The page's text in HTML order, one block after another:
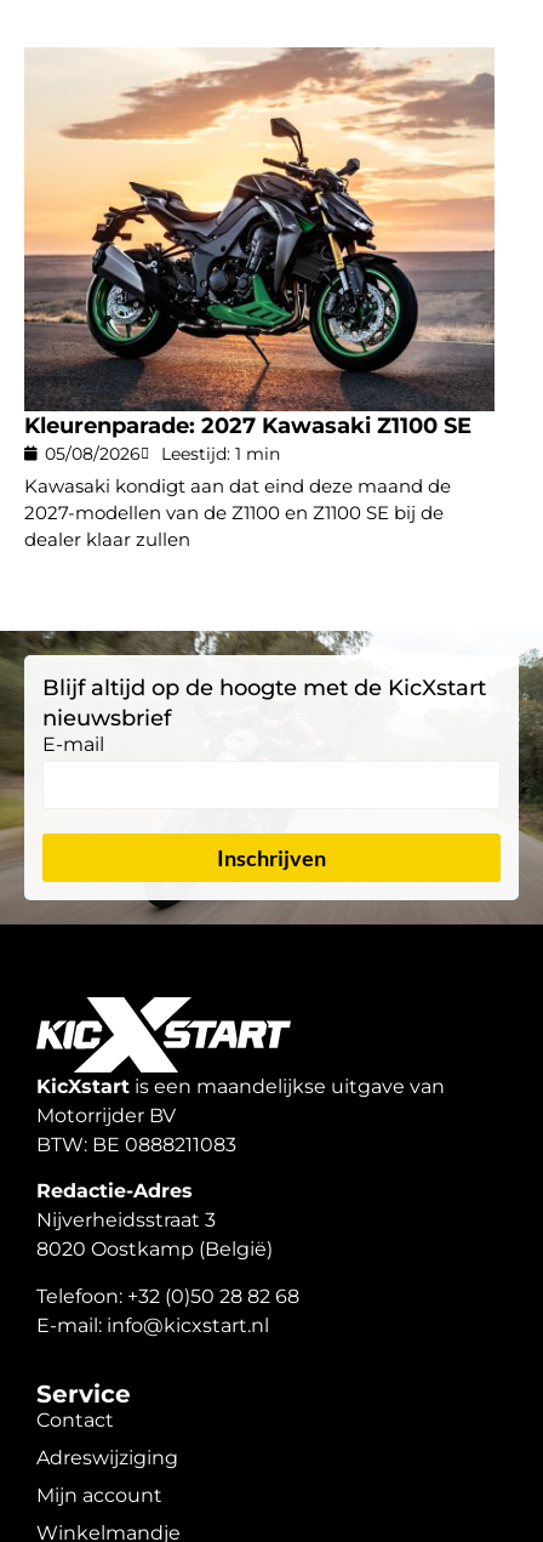
Kleurenparade: 2027 Kawasaki Z1100 SE
05/08/2026 Leestijd: 1 min
Kawasaki kondigt aan dat eind deze maand de
2027-modellen van de Z1100 en Z1100 SE bij de
dealer klaar zullen
Blijf altijd op de hoogte met de KicXstart
nieuwsbrief
E-mail
Inschrijven
KicXstart is een maandelijkse uitgave van
Motorrijder BV
BTW: BE 0888211083
Redactie-Adres
Nijverheidsstraat 3
8020 Oostkamp (België)
Telefoon: +32 (0)50 28 82 68
E-mail: info@kicxstart.nl
Service
Contact
Adreswijziging
Mijn account
Winkelmandje